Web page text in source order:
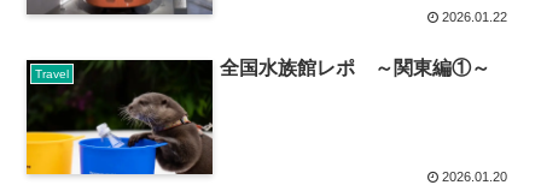
2026.01.22
Travel 全国水族館レポ ～関東編①～
2026.01.20